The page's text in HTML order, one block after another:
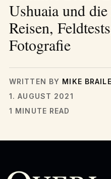
Ushuaia und
Reisen,
Fotografie
WRITTEN BY MIKE
1. AUGUST 2021
1 MINUTE READ